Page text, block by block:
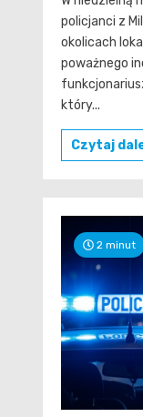
policjanci z
okolicach
poważnego
który...
Czytaj
2 minut